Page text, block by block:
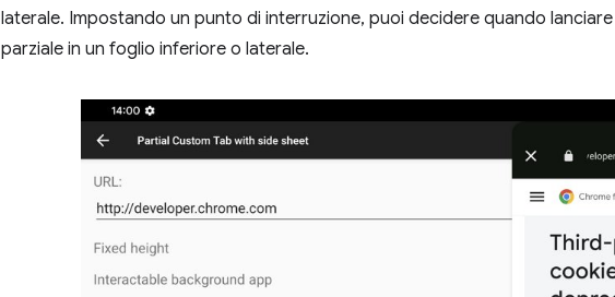
laterale. Impostando un punto di interruzione, puoi decidere quando
parziale in un foglio inferiore o laterale.